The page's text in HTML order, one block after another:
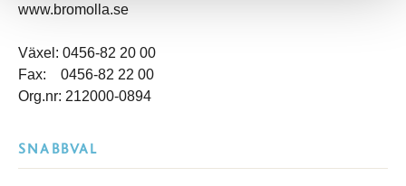
www.bromolla.se
Växel: 0456-82 20 00
Fax: 0456-82 22 00
Org.nr: 212000-0894
SNABBVAL